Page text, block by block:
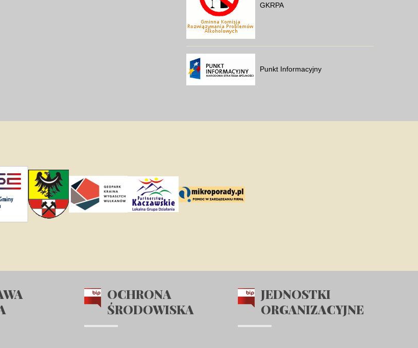
GKRPA
Punkt Informacyjny
OCHRONA
ŚRODOWISKA
JEDNOSTKI
ORGANIZACYJNE